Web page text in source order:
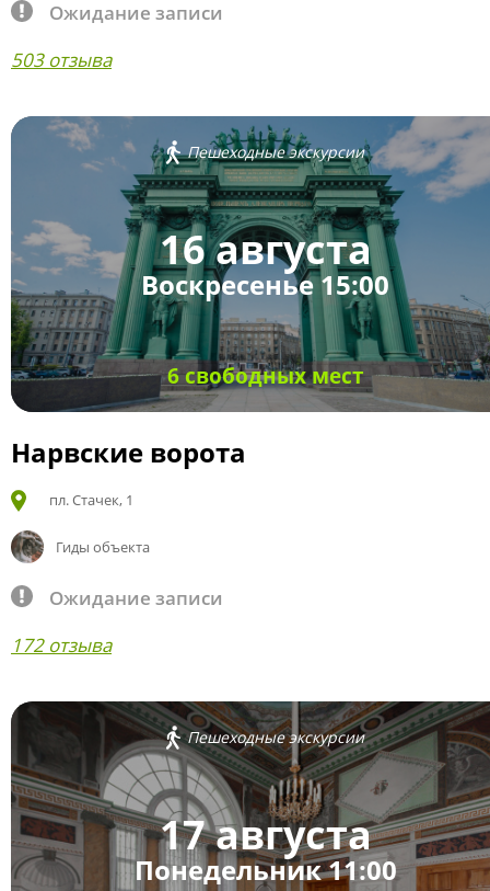
Ожидание записи
503 отзыва
Пешеходные экскурсии
16 августа
Воскресенье 15:00
6 свободных мест
Нарвские ворота
пл. Стачек, 1
Гиды объекта
Ожидание записи
172 отзыва
Пешеходные экскурсии
17 августа
Понедельник 11:00